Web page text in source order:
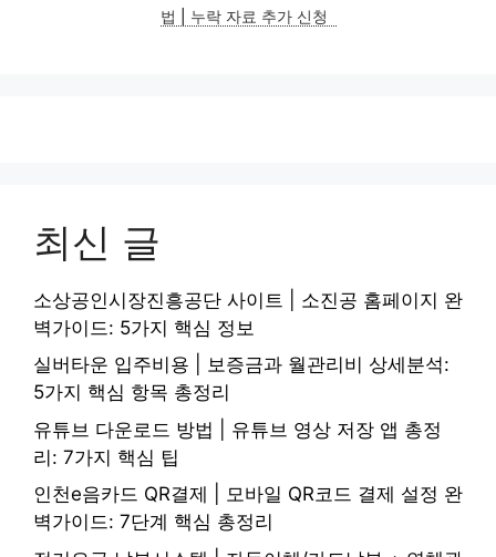
법 | 누락 자료 추가 신청
최신 글
소상공인시장진흥공단 사이트 | 소진공 홈페이지 완
벽가이드: 5가지 핵심 정보
실버타운 입주비용 | 보증금과 월관리비 상세분석:
5가지 핵심 항목 총정리
유튜브 다운로드 방법 | 유튜브 영상 저장 앱 총정
리: 7가지 핵심 팁
인천e음카드 QR결제 | 모바일 QR코드 결제 설정 완
벽가이드: 7단계 핵심 총정리